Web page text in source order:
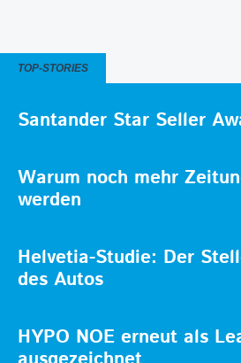
TOP-STORIES
Santander Star Seller
Warum noch mehr
werden
Helvetia-Studie: Der
des Autos
HYPO NOE erneut als